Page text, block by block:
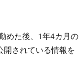
めた後、1年4カ月の
されている情報を